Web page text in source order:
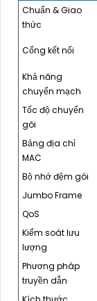
Chuẩn & Giao
thức
Cổng kết nối
Khả năng
chuyển mạch
Tốc độ chuyển
gói
Bảng địa chỉ
MAC
Bộ nhớ đệm gói
Jumbo Frame
QoS
Kiểm soát lưu
lượng
Phương pháp
truyền dẫn